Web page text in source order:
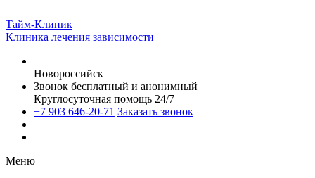
Тайм-Клиник
Клиника лечения зависимости
Новороссийск
Звонок бесплатный и анонимный
Круглосуточная помощь 24/7
+7 903 646-20-71 Заказать звонок
Меню